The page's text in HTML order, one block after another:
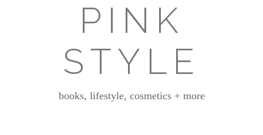
PINK
STYLE
books, lifestyle, cosmetics + more